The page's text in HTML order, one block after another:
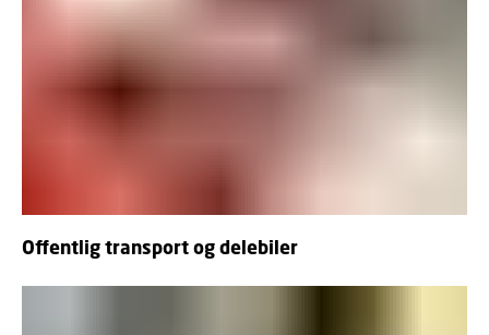
Offentlig transport og delebiler